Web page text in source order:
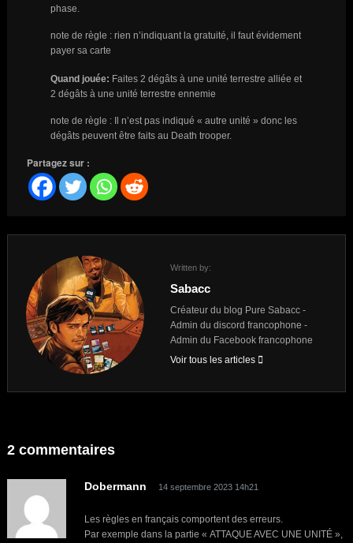
phase.
note de règle : rien n’indiquant la gratuité, il faut évidement
payer sa carte
Quand jouée: Faites 2 dégâts à une unité terrestre alliée et
2 dégâts à une unité terrestre ennemie
note de règle : Il n’est pas indiqué « autre unité » donc les
dégâts peuvent être faits au Death trooper.
Partagez sur :
Written by:
Sabacc
Créateur du blog Pure Sabacc -
Admin du discord francophone -
Admin du Facebook francophone
Voir tous les articles
2 commentaires
Dobermann 14 septembre 2023 14h21
Les règles en français comportent des erreurs.
Par exemple dans la partie « ATTAQUE AVEC UNE UNITÉ »,